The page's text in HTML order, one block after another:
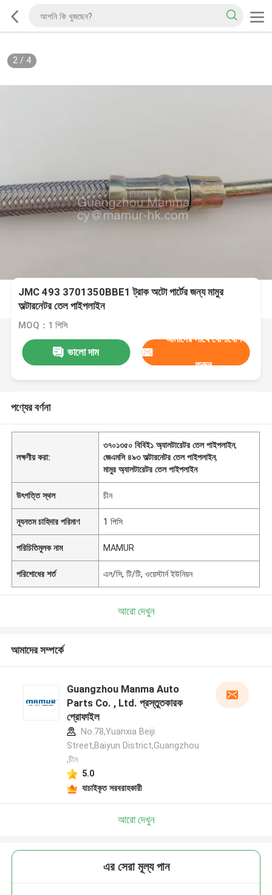
2/ 4
JMC 493 3701350BBE1 ট্রাক অটো পার্টের জন্য মামুর
অল্টারনেটর তেল পাইপলাইন
MOQ：1 পিসি
ভালো দাম
আমাদের সাথে যোগাযোগ
করুন
পণ্যের বর্ণনা
লক্ষণীয় করা:
৩৭০১৩৫০ বিবিই১ অ্যালটারেটর তেল পাইপলাইন,
জেএমসি ৪৯৩ অল্টারনেটর তেল পাইপলাইন,
মামুর অ্যালটারেটর তেল পাইপলাইন
উৎপত্তি স্থল চীন
ন্যূনতম চাহিদার পরিমাণ 1 পিসি
পরিচিতিমুলক নাম MAMUR
পরিশোধের শর্ত এল/সি, টি/টি, ওয়েস্টার্ন ইউনিয়ন
আরো দেখুন
আমাদের সম্পর্কে
Guangzhou Manma Auto
Parts Co. , Ltd. প্রস্তুতকারক
প্রোফাইল
No.78,Yuanxia Beiji
Street,Baiyun District,Guangzhou
,চীন
5.0
যাচাইকৃত সরবরাহকারী
আরো দেখুন
এর সেরা মূল্য পান